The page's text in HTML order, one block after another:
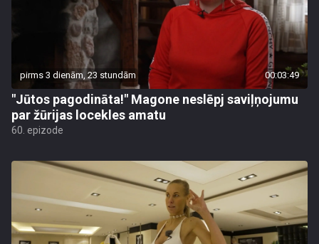
pirms 3 dienām, 23 stundām 00:03:49
"Jūtos pagodināta!" Magone neslēpj saviļņojumu
par žūrijas locekles amatu
60. epizode